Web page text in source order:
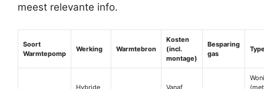
meest relevante info.
Soort
Warmtepomp
Werking Warmtebron
Kosten
(incl.
montage)
Besparing
gas